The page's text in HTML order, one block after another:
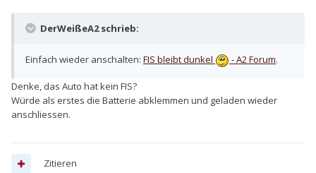
DerWeißeA2 schrieb:
Einfach wieder anschalten: FIS bleibt dunkel - A2 Forum.
Denke, das Auto hat kein FIS?
Würde als erstes die Batterie abklemmen und geladen wieder
anschliessen.
Zitieren